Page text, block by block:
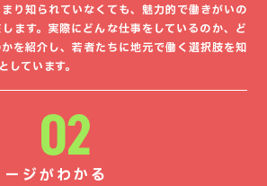
り知られていなくても、魅力的で働きがいの
ます。実際にどんな仕事をしているのか、ど
を紹介し、若者たちに地元で働く選択肢を知
しています。
02
ジがわかる